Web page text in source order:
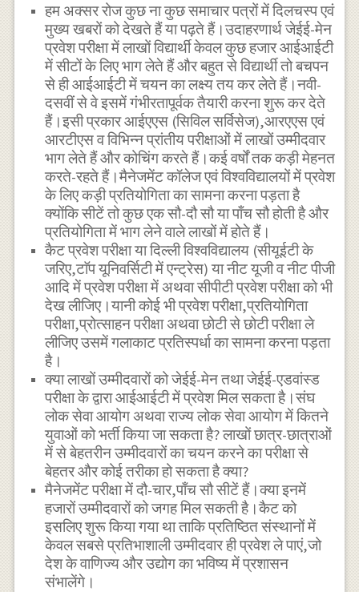
हम अक्सर रोज कुछ ना कुछ समाचार पत्रों में दिलचस्प एवं
मुख्य खबरों को देखते हैं या पढ़ते हैं।उदाहरणार्थ जेईई-मेन
प्रवेश परीक्षा में लाखों विद्यार्थी केवल कुछ हजार आईआईटी
में सीटों के लिए भाग लेते हैं और बहुत से विद्यार्थी तो बचपन
से ही आईआईटी में चयन का लक्ष्य तय कर लेते हैं।नवी-
दसवीं से वे इसमें गंभीरतापूर्वक तैयारी करना शुरू कर देते
हैं।इसी प्रकार आईएएस (सिविल सर्विसेज),आरएएस एवं
आरटीएस व विभिन्न प्रांतीय परीक्षाओं में लाखों उम्मीदवार
भाग लेते हैं और कोचिंग करते हैं।कई वर्षों तक कड़ी मेहनत
करते-रहते हैं।मैनेजमेंट कॉलेज एवं विश्वविद्यालयों में प्रवेश
के लिए कड़ी प्रतियोगिता का सामना करना पड़ता है
क्योंकि सीटें तो कुछ एक सौ-दौ सौ या पाँच सौ होती है और
प्रतियोगिता में भाग लेने वाले लाखों में होते हैं।
कैट प्रवेश परीक्षा या दिल्ली विश्वविद्यालय (सीयूईटी के
जरिए,टाॅप यूनिवर्सिटी में एन्ट्रेस) या नीट यूजी व नीट पीजी
आदि में प्रवेश परीक्षा में अथवा सीपीटी प्रवेश परीक्षा को भी
देख लीजिए।यानी कोई भी प्रवेश परीक्षा,प्रतियोगिता
परीक्षा,प्रोत्साहन परीक्षा अथवा छोटी से छोटी परीक्षा ले
लीजिए उसमें गलाकाट प्रतिस्पर्धा का सामना करना पड़ता
है।
क्या लाखों उम्मीदवारों को जेईई-मेन तथा जेईई-एडवांस्ड
परीक्षा के द्वारा आईआईटी में प्रवेश मिल सकता है।संघ
लोक सेवा आयोग अथवा राज्य लोक सेवा आयोग में कितने
युवाओं को भर्ती किया जा सकता है? लाखों छात्र-छात्राओं
में से बेहतरीन उम्मीदवारों का चयन करने का परीक्षा से
बेहतर और कोई तरीका हो सकता है क्या?
मैनेजमेंट परीक्षा में दौ-चार,पाँच सौ सीटें हैं।क्या इनमें
हजारों उम्मीदवारों को जगह मिल सकती है।कैट को
इसलिए शुरू किया गया था ताकि प्रतिष्ठित संस्थानों में
केवल सबसे प्रतिभाशाली उम्मीदवार ही प्रवेश ले पाएं,जो
देश के वाणिज्य और उद्योग का भविष्य में प्रशासन
संभालेंगे।